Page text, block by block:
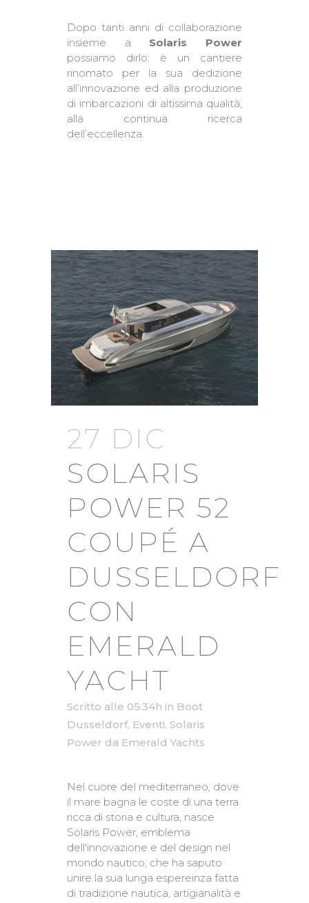
Dopo tanti anni di collaborazione
insieme a Solaris Power
possiamo dirlo: è un cantiere
rinomato per la sua dedizione
all’innovazione ed alla produzione
di imbarcazioni di altissima qualità,
alla continua ricerca
dell’eccellenza.
27 DIC
SOLARIS
POWER 52
COUPÉ A
DUSSELDORF
CON
EMERALD
YACHT
Scritto alle 05:34h in Boot
Dusseldorf, Eventi, Solaris
Power da Emerald Yachts
Nel cuore del mediterraneo, dove
il mare bagna le coste di una terra
ricca di storia e cultura, nasce
Solaris Power, emblema
dell'innovazione e del design nel
mondo nautico, che ha saputo
unire la sua lunga espereinza fatta
di tradizione nautica, artigianalità e